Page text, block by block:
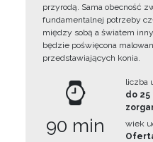
przyrodą. Sama obecność
fundamentalnej potrzeby
między sobą a światem
będzie poświęcona
przedstawiających konia.
90 min
liczba
do 25
wiek